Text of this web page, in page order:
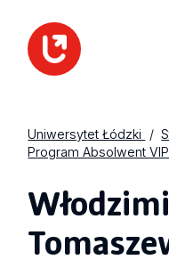
Uniwersytet Łódzki
Program Absolwent VIP